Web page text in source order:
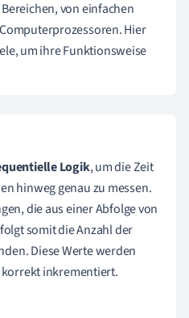
von einfachen
Hier
um ihre Funktionsweise
Logik, um die Zeit
hinweg genau zu messen.
die aus einer Abfolge von
somit die Anzahl der
Diese Werte werden
inkrementiert.